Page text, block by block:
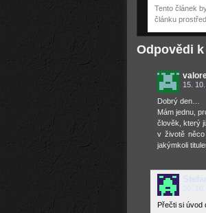
Tento článek
článku
Odpovědi
15.
Dobrý den…
Mám jednu,
člověk, který
v životě
jakýmkoli
Přečti si úvod